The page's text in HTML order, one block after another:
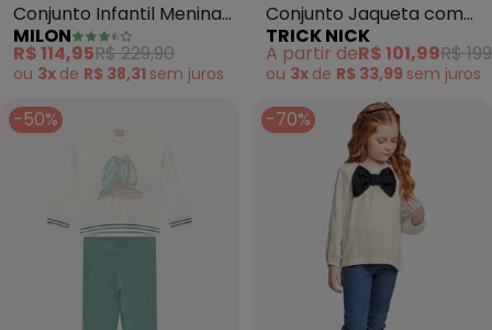
Conjunto Infantil Menina
Flor (Off White)
MILON
R$ 114,95R$ 229,90
ou 3x de R$ 38,31 sem juros
Conjunto Jaqueta com
Capuz e Calca (Bege)
TRICK NICK
A partir deR$ 101,99R$
ou 3x de R$ 33,99 sem juros
-50% -70%